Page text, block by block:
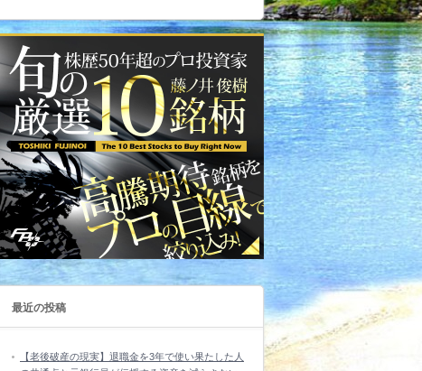
最近の投稿
【老後破産の現実】退職金を3年で使い果たした人